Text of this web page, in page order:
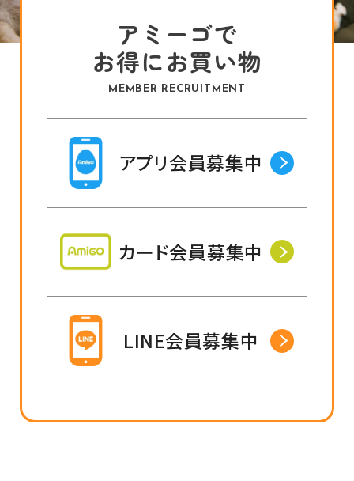
アミーゴで
お得にお買い物
MEMBER RECRUITMENT
アプリ会員募集中
カード会員募集中
LINE会員募集中